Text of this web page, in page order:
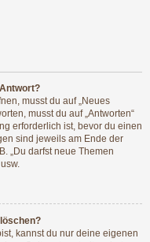
musst du auf „Neues
musst du auf „Antworten“
erforderlich ist, bevor du einen
sind jeweils am Ende der
„Du darfst neue Themen
kannst du nur deine eigenen